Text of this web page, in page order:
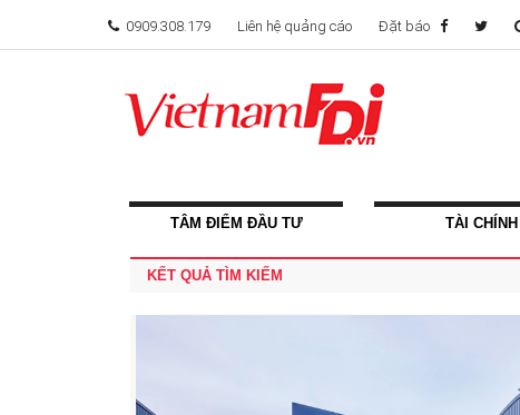
0909.308.179 Liên hệ quảng cáo Đặt báo
TÂM ĐIỂM ĐẦU TƯ TÀI CHÍNH
KẾT QUẢ TÌM KIẾM